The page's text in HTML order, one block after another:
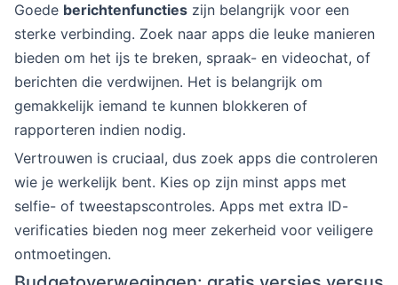
Goede berichtenfuncties zijn belangrijk voor een
sterke verbinding. Zoek naar apps die leuke manieren
bieden om het ijs te breken, spraak- en videochat, of
berichten die verdwijnen. Het is belangrijk om
gemakkelijk iemand te kunnen blokkeren of
rapporteren indien nodig.
Vertrouwen is cruciaal, dus zoek apps die controleren
wie je werkelijk bent. Kies op zijn minst apps met
selfie- of tweestapscontroles. Apps met extra ID-
verificaties bieden nog meer zekerheid voor veiligere
ontmoetingen.